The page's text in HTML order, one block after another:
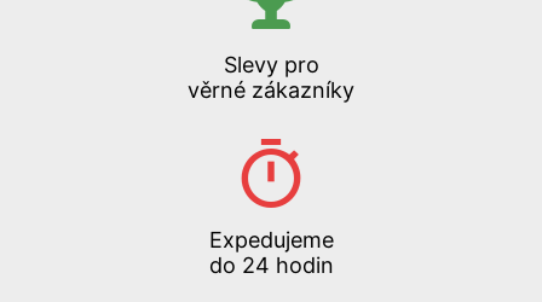
Slevy pro
věrné zákazníky
Expedujeme
do 24 hodin